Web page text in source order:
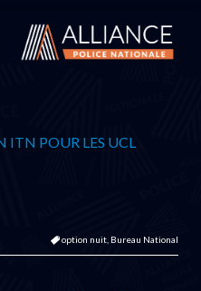
ITN POUR LES UCL
option nuit, Bureau National